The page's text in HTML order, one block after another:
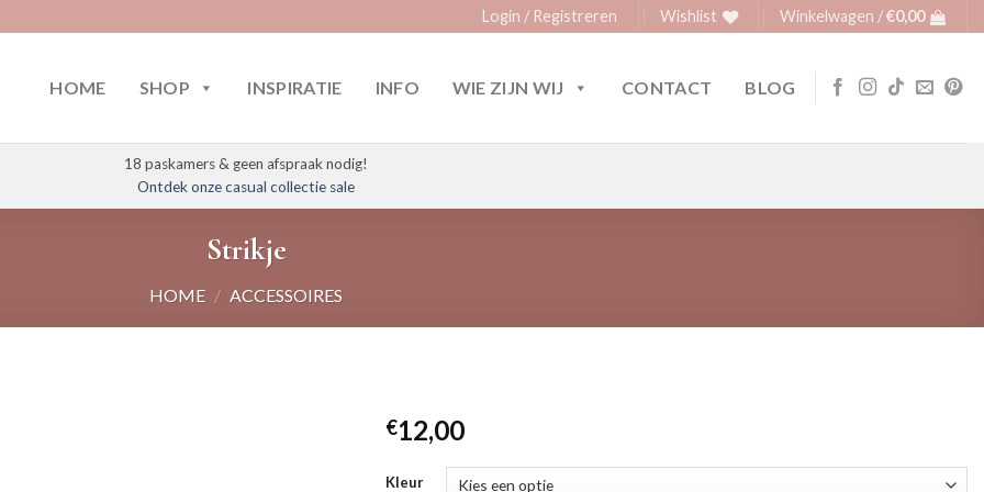
Login / Registreren Wishlist Winkelwagen /€0,00
HOME SHOP INSPIRATIE INFO WIE ZIJN WIJ CONTACT BLOG
18 paskamers & geen afspraak nodig!
Ontdek onze casual collectie sale
Strikje
HOME / ACCESSOIRES
€12,00
Kleur